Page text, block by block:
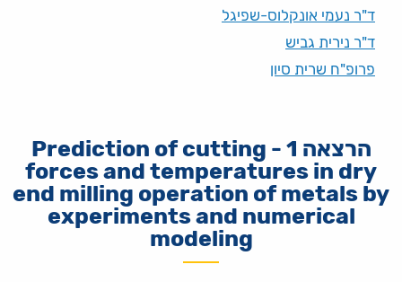
ד"ר נעמי אונקלוס-שפיגל
ד"ר נירית גביש
פרופ"ח שרית סיון
הרצאה 1 - Prediction of cutting
forces and temperatures in dry
end milling operation of metals by
experiments and numerical
modeling